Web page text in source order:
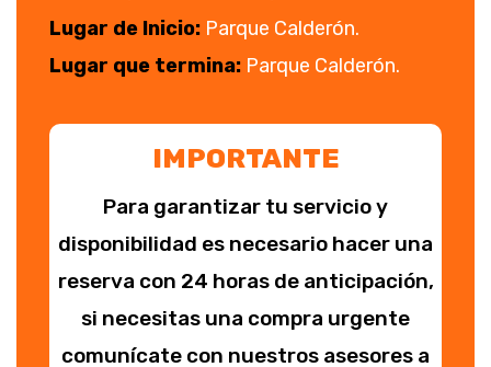
Lugar de Inicio: Parque Calderón.
Lugar que termina: Parque Calderón.
IMPORTANTE
Para garantizar tu servicio y
disponibilidad es necesario hacer una
reserva con 24 horas de anticipación,
si necesitas una compra urgente
comunícate con nuestros asesores a